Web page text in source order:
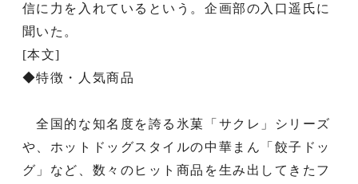
信に力を入れているという。企画部の入口遥氏に
聞いた。
[本文]
◆特徴・人気商品
全国的な知名度を誇る氷菓「サクレ」シリーズ
や、ホットドッグスタイルの中華まん「餃子ドッ
グ」など、数々のヒット商品を生み出してきたフ